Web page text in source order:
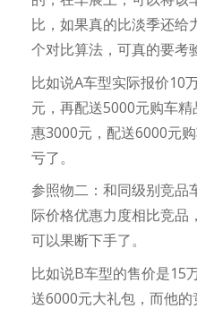
比，如果真的比淡季还给
个对比算法，可真的要考
比如说A车型实际报价10
元，再配送5000元购车
惠3000元，配送6000元
亏了。
参照物二：和同级别竞品
际价格优惠力度相比竞品
可以果断下手了。
比如说B车型的售价是15
送6000元大礼包，而他